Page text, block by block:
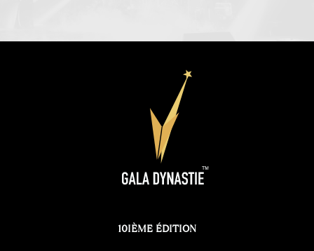
10IÈME ÉDITION